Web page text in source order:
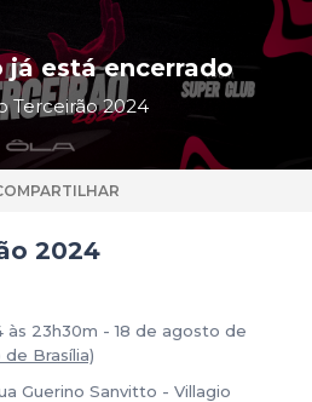
já está encerrado
Terceirão 2024
2024
23h30m - 18 de agosto de
de Brasília)
Guerino Sanvitto - Villagio